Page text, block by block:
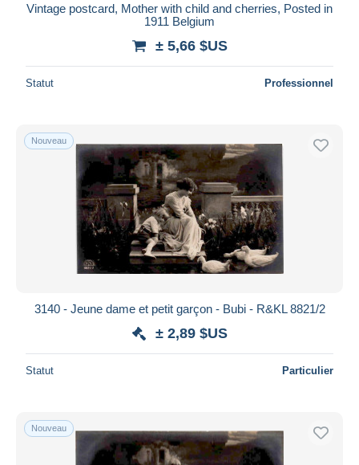
Vintage postcard, Mother with child and cherries, Posted in
1911 Belgium
± 5,66 $US
Statut Professionnel
Nouveau
3140 - Jeune dame et petit garçon - Bubi - R&KL 8821/2
± 2,89 $US
Statut Particulier
Nouveau